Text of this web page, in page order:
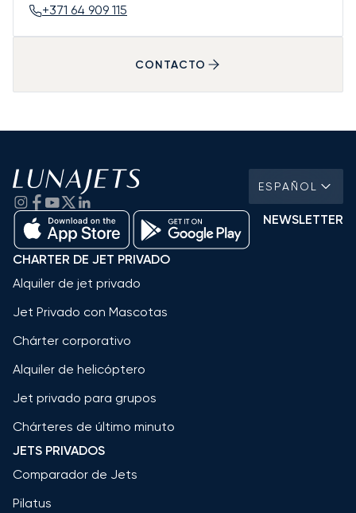
+371 64 909 115
CONTACTO
ESPAÑOL
NEWSLETTER
CHARTER DE JET PRIVADO
Alquiler de jet privado
Jet Privado con Mascotas
Chárter corporativo
Alquiler de helicóptero
Jet privado para grupos
Chárteres de último minuto
JETS PRIVADOS
Comparador de Jets
Pilatus